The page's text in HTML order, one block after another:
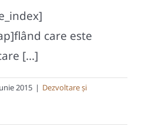
care este
[...]
2015 | Dezvoltare și